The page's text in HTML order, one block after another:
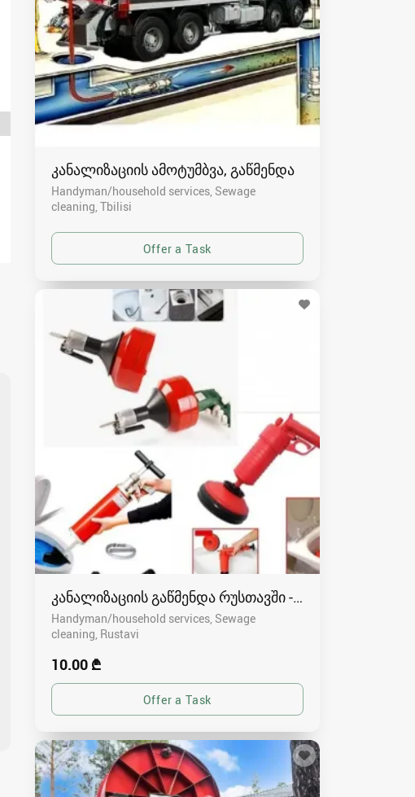
კანალიზაციის ამოტუმბვა, გაწმენდა
Handyman/household services, Sewage
cleaning Tbilisi
კანალიზაციის გაწმენდა რუსთავში - 591004680
Handyman/household services, Sewage
cleaning Rustavi
10.00 ₾